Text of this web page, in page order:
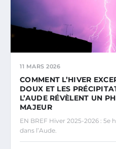
11 MARS 2026
COMMENT L’HIVER
DOUX ET LES
L’AUDE RÉVÈLENT UN
MAJEUR
EN BREF Hiver 2025-2026 : 5e
dans l’Aude.